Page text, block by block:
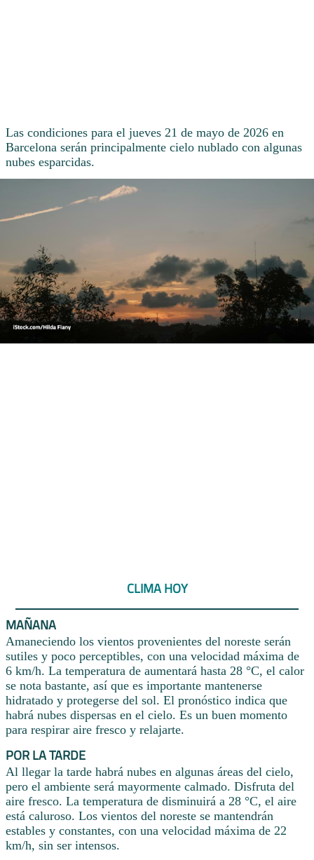
Las condiciones para el jueves 21 de mayo de 2026 en
Barcelona serán principalmente cielo nublado con algunas
nubes esparcidas.
CLIMA HOY
MAÑANA
Amaneciendo los vientos provenientes del noreste serán
sutiles y poco perceptibles, con una velocidad máxima de
6 km/h. La temperatura de aumentará hasta 28 °C, el calor
se nota bastante, así que es importante mantenerse
hidratado y protegerse del sol. El pronóstico indica que
habrá nubes dispersas en el cielo. Es un buen momento
para respirar aire fresco y relajarte.
POR LA TARDE
Al llegar la tarde habrá nubes en algunas áreas del cielo,
pero el ambiente será mayormente calmado. Disfruta del
aire fresco. La temperatura de disminuirá a 28 °C, el aire
está caluroso. Los vientos del noreste se mantendrán
estables y constantes, con una velocidad máxima de 22
km/h, sin ser intensos.